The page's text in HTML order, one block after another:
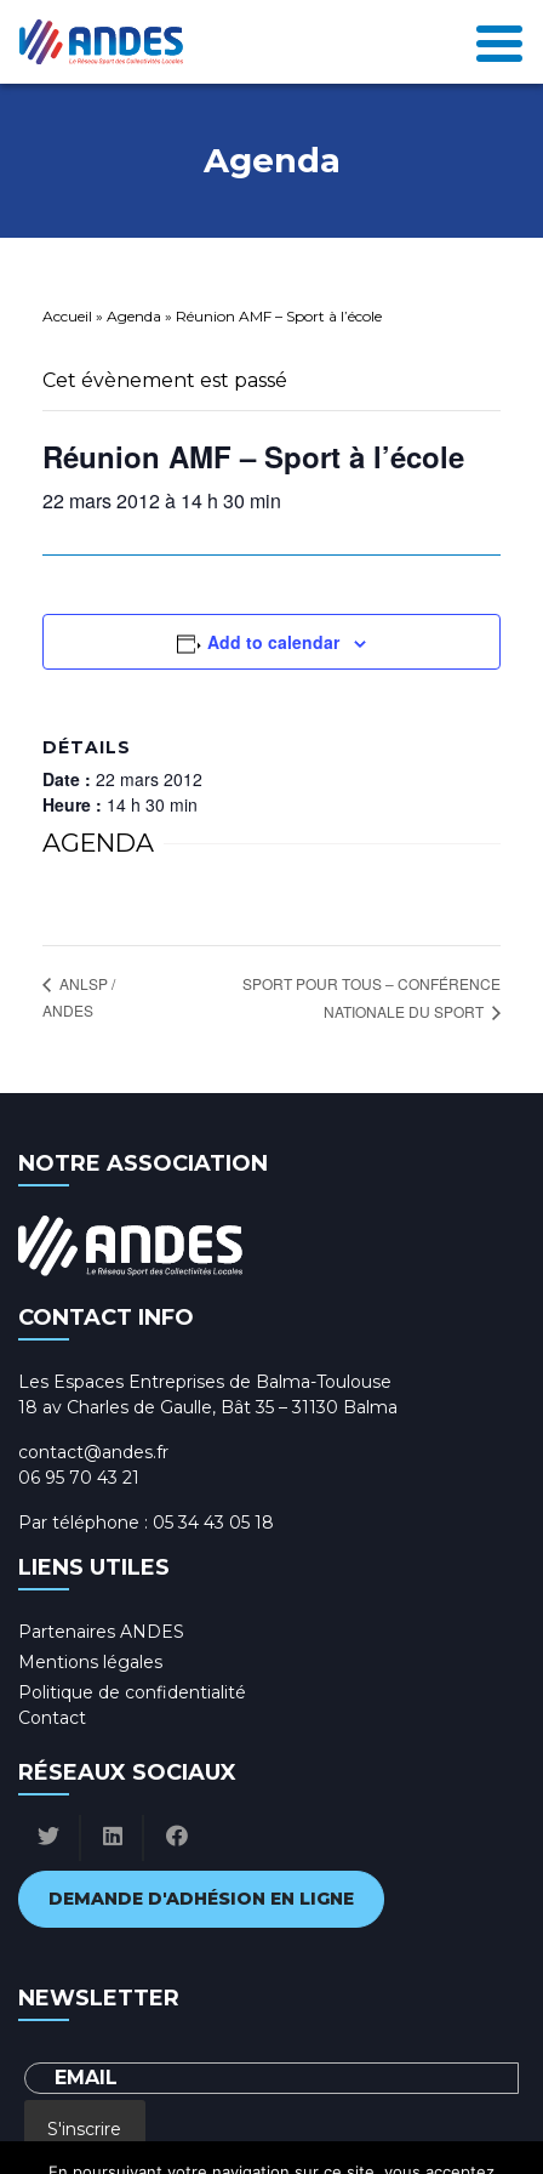
Agenda
Accueil » Agenda » Réunion AMF – Sport à l’école
Cet évènement est passé
Réunion AMF – Sport à l’école
22 mars 2012 à 14 h 30 min
Add to calendar
DÉTAILS
Date : 22 mars 2012
Heure : 14 h 30 min
AGENDA
ANLSP /
ANDES
SPORT POUR TOUS – CONFÉRENCE
NATIONALE DU SPORT
NOTRE ASSOCIATION
CONTACT INFO
Les Espaces Entreprises de Balma-Toulouse
18 av Charles de Gaulle, Bât 35 – 31130 Balma
contact@andes.fr
06 95 70 43 21
Par téléphone : 05 34 43 05 18
LIENS UTILES
Partenaires ANDES
Mentions légales
Politique de confidentialité
Contact
RÉSEAUX SOCIAUX
DEMANDE D'ADHÉSION EN LIGNE
NEWSLETTER
S'inscrire